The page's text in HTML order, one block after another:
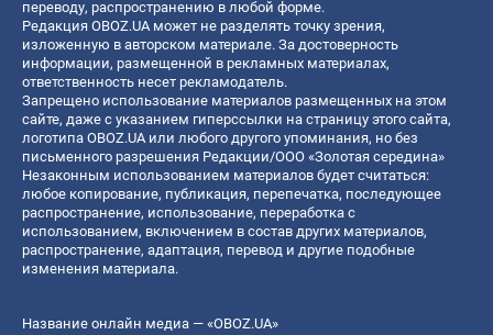
переводу, распространению в любой форме.
Редакция OBOZ.UA может не разделять точку зрения,
изложенную в авторском материале. За достоверность
информации, размещенной в рекламных материалах,
ответственность несет рекламодатель.
Запрещено использование материалов размещенных на этом
сайте, даже с указанием гиперссылки на страницу этого сайта,
логотипа OBOZ.UA или любого другого упоминания, но без
письменного разрешения Редакции/ООО «Золотая середина»
Незаконным использованием материалов будет считаться:
любое копирование, публикация, перепечатка, последующее
распространение, использование, переработка с
использованием, включением в состав других материалов,
распространение, адаптация, перевод и другие подобные
изменения материала.
Название онлайн медиа — «OBOZ.UA»